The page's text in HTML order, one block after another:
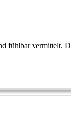
fühlbar vermittelt.